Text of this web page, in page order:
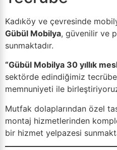
Kadıköy ve çevresinde
Gübül Mobilya, güvenilir ve
sunmaktadır.
“Gübül Mobilya 30 yıllık
sektörde edindiğimiz
memnuniyeti ile
Mutfak dolaplarından özel
montaj hizmetlerinden
bir hizmet yelpazesi